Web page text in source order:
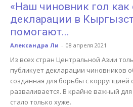
«Наш чиновник гол как
декларации в
помогают...
Александра Ли - 08 апреля 2021
Из всех стран Центральной Азии
публикует декларации чиновников
созданная для борьбы с коррупцией
разваливается. В крайне важный
стало только хуже.